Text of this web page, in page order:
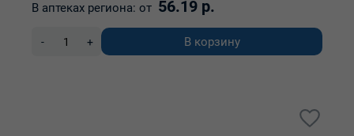
В аптеках региона: от 56.19 р.
- + В корзину